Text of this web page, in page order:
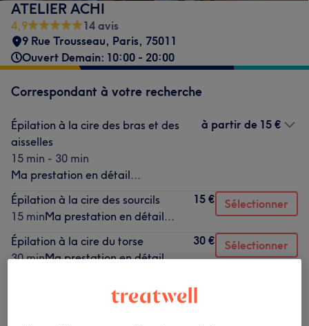
ATELIER ACHI
4,9
14 avis
9 Rue Trousseau, Paris, 75011
Ouvert Demain: 10:00 - 20:00
Correspondant à votre recherche
Épilation à la cire des bras et des
aisselles
15 min - 30 min
Ma prestation en détail...
à partir de 15 €
Épilation à la cire des sourcils
15 minMa prestation en détail...
15 € Sélectionner
Épilation à la cire du torse
30 minMa prestation en détail...
30 € Sélectionner
Ce n'est pas ce que vous recherchiez ?